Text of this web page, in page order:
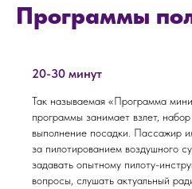
Программы
20-30 минут
Так называемая «Программа
программы занимает взлет,
выполнение посадки. Пассажир
за пилотированием воздушного
задавать опытному пилоту-
вопросы, слушать актуальный